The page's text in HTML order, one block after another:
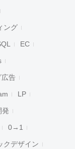
ング
EC
広告
LP
発
0→1
クデザイン